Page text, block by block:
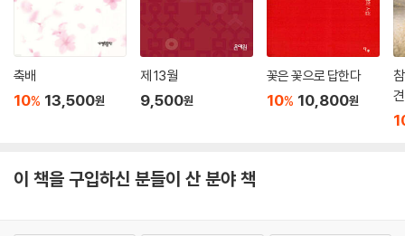
축배
10% 13,500원
제 13월
9,500원
꽃은 꽃으로 답한다
10% 10,800원
이 책을 구입하신 분들이 산 분야 책